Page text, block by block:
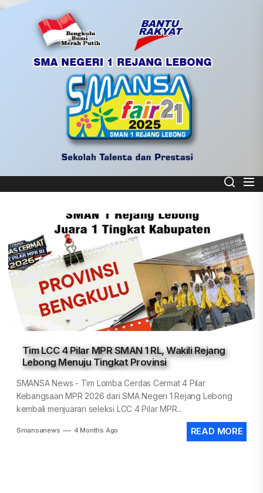
Skip
SMA NEGERI 1 REJANG LEBONG
Tim LCC 4 Pilar MPR SMAN 1 RL, Wakili Rejang
Lebong Menuju Tingkat Provinsi
SMANSA News - Tim Lomba Cerdas Cermat 4 Pilar
Kebangsaan MPR 2026 dari SMA Negeri 1 Rejang Lebong
kembali menjuarari seleksi LCC 4 Pilar MPR...
Smansanews 4 Months Ago READ MORE